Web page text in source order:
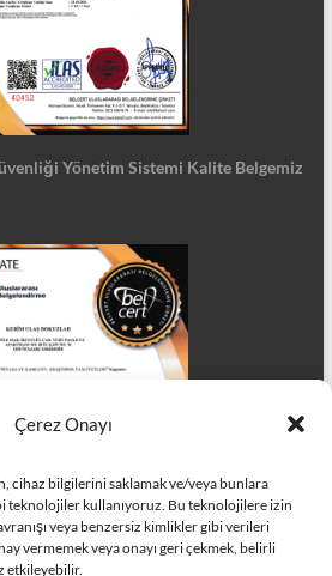
Çerez Onayı
cihaz bilgilerini saklamak ve/veya bunlara
teknolojiler kullanıyoruz. Bu teknolojilere izin
veya benzersiz kimlikler gibi verileri
vermemek veya onayı geri çekmek, belirli
etkileyebilir.
Yönetim Sistemi Kalite Belgemiz